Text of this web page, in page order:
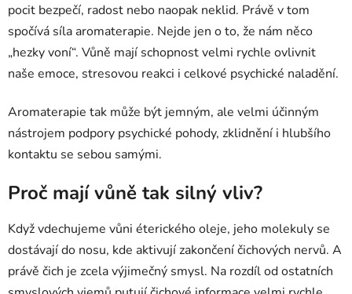
pocit bezpečí, radost nebo naopak neklid. Právě v tom
spočívá síla aromaterapie. Nejde jen o to, že nám něco
„hezky voní“. Vůně mají schopnost velmi rychle ovlivnit
naše emoce, stresovou reakci i celkové psychické naladění.
Aromaterapie tak může být jemným, ale velmi účinným
nástrojem podpory psychické pohody, zklidnění i hlubšího
kontaktu se sebou samými.
Proč mají vůně tak silný vliv?
Když vdechujeme vůni éterického oleje, jeho molekuly se
dostávají do nosu, kde aktivují zakončení čichových nervů. A
právě čich je zcela výjimečný smysl. Na rozdíl od ostatních